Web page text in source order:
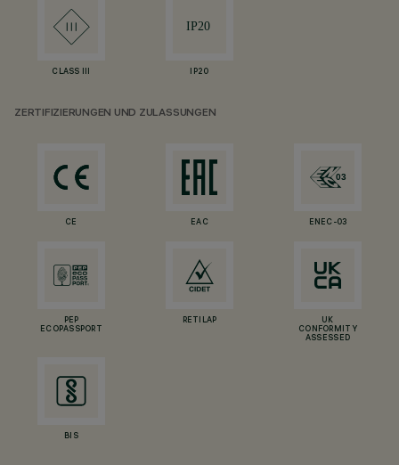
CLASS III IP20
ZERTIFIZIERUNGEN UND ZULASSUNGEN
CE EAC ENEC-03
PEP
ECOPASSPORT
RETILAP
UK
CONFORMITY
ASSESSED
BIS